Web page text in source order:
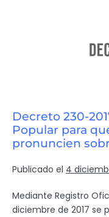
Decreto 230-
Popular para
pronuncien
Publicado el 4
Mediante Registro
diciembre de 2017 se